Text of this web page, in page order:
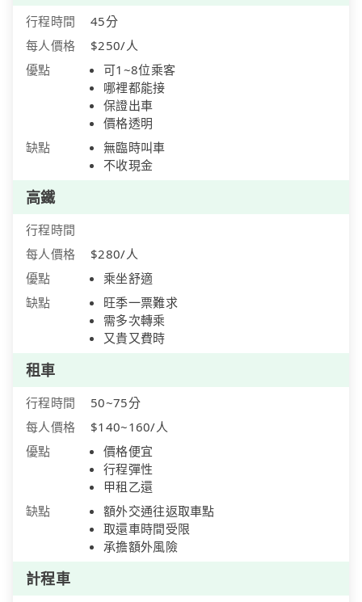
行程時間
45分
每人價格
$250/人
優點
可1~8位乘客
哪裡都能接
保證出車
價格透明
缺點
無臨時叫車
不收現金
高鐵
行程時間
每人價格
$280/人
優點
乘坐舒適
缺點
旺季一票難求
需多次轉乘
又貴又費時
租車
行程時間
50~75分
每人價格
$140~160/人
優點
價格便宜
行程彈性
甲租乙還
缺點
額外交通往返取車點
取還車時間受限
承擔額外風險
計程車